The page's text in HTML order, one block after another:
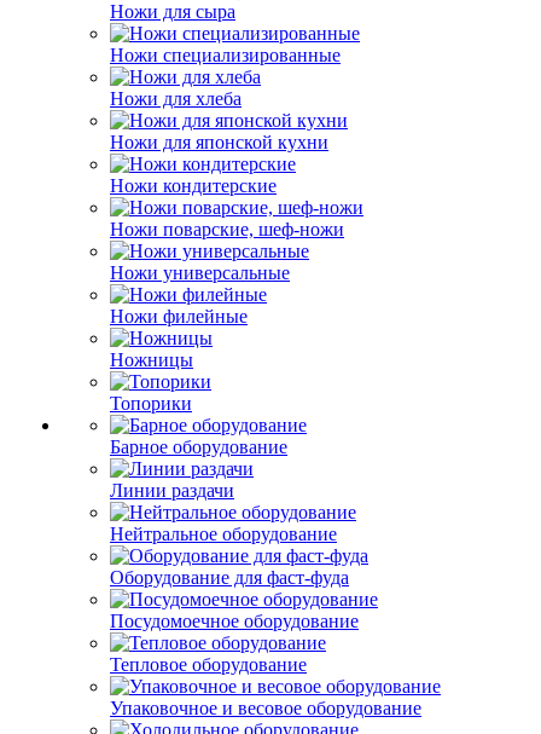
Ножи для сыра
Ножи специализированные
Ножи для хлеба
Ножи для японской кухни
Ножи кондитерские
Ножи поварские, шеф-ножи
Ножи универсальные
Ножи филейные
Ножницы
Топорики
Барное оборудование
Линии раздачи
Нейтральное оборудование
Оборудование для фаст-фуда
Посудомоечное оборудование
Тепловое оборудование
Упаковочное и весовое оборудование